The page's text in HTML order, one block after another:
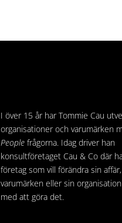
I över 15 år har Tommie Cau
organisationer och varumärken
People frågorna. Idag driver han
konsultföretaget Cau & Co där
företag som vill förändra sin
varumärken eller sin
med att göra det.